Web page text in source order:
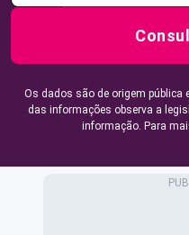
Os dados são de origem
das informações observa a
informação. Para